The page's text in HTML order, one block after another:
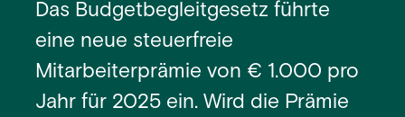
Das Budgetbegleitgesetz führte
eine neue steuerfreie
Mitarbeiterprämie von € 1.000 pro
Jahr für 2025 ein. Wird die Prämie